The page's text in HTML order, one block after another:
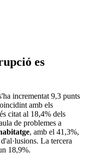
es
incrementat 9,3 punts
amb els
citat al 18,4% dels
de problemes a
, amb el 41,3%,
La tercera
18,9%.